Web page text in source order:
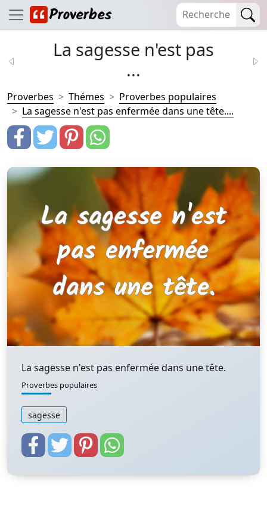
La sagesse n'est pas
...
Proverbes Thémes
Proverbes populaires
La sagesse n'est pas enfermée dans une tête....
La sagesse n'est pas enfermée dans une tête.
Proverbes populaires
sagesse